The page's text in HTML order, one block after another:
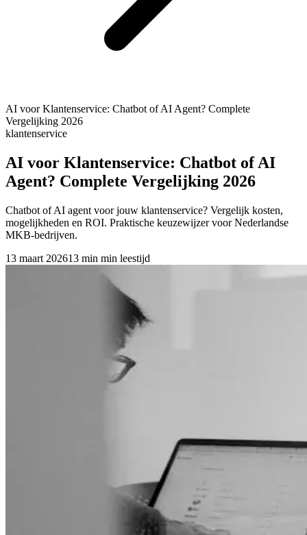
AI voor Klantenservice: Chatbot of AI Agent? Complete
Vergelijking 2026
klantenservice
AI voor Klantenservice: Chatbot of AI
Agent? Complete Vergelijking 2026
Chatbot of AI agent voor jouw klantenservice? Vergelijk kosten,
mogelijkheden en ROI. Praktische keuzewijzer voor Nederlandse
MKB-bedrijven.
13 maart 202613 min min leestijd